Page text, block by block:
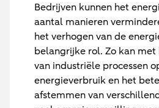
Bedrijven kunnen het
aantal manieren
het verhogen van de
belangrijke rol. Zo kan
van industriële processen
energieverbruik en het
afstemmen van